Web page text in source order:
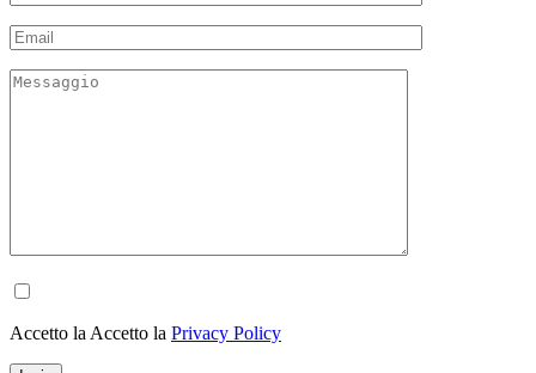
Accetto la Accetto la Privacy Policy